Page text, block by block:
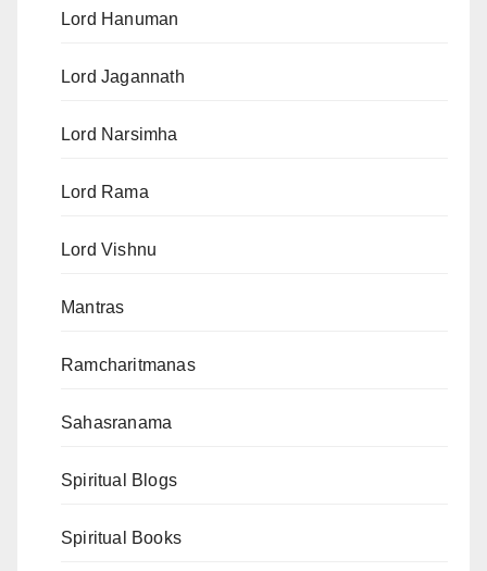
Lord Hanuman
Lord Jagannath
Lord Narsimha
Lord Rama
Lord Vishnu
Mantras
Ramcharitmanas
Sahasranama
Spiritual Blogs
Spiritual Books